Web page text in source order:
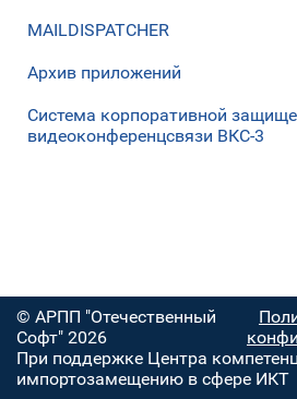
MAILDISPATCHER
Архив приложений
Система корпоративной
видеоконференцсвязи ВКС-3
© АРПП "Отечественный
Софт" 2026
При поддержке Центра
импортозамещению в сфере ИКТ